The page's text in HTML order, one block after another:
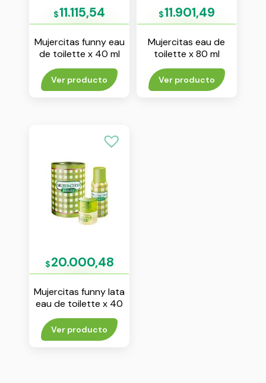
$11.115,54
Mujercitas funny eau
de toilette x 40 ml
Ver producto
$11.901,49
Mujercitas eau de
toilette x 80 ml
Ver producto
$20.000,48
Mujercitas funny lata
eau de toilette x 40
ml + desodorante x
102 ml
Ver producto